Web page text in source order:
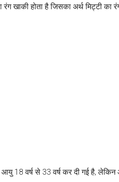
रंग खाकी होता है जिसका अर्थ मिट्टी का
आयु 18 वर्ष से 33 वर्ष कर दी गई है,